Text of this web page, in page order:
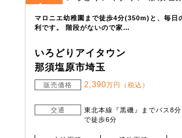
1
マロニエ幼稚園まで徒歩4分(350m)と、毎日
利です。 階段がないので家…
いろどりアイタウン
那須塩原市埼玉
販売価格 2,390万円（税込）
交通
東北本線『黒磯』までバス8
で徒歩6分